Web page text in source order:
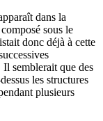
dans la
sous le
donc déjà à cette
semblerait que des
les structures
plusieurs